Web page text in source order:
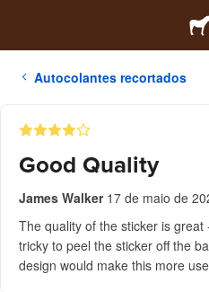
Autocolantes recortados
Good Quality
James Walker 17 de maio de
The quality of the sticker is
tricky to peel the sticker off the
design would make this more